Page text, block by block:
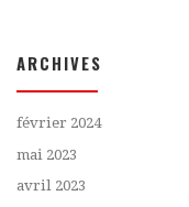
ARCHIVES
février 2024
mai 2023
avril 2023